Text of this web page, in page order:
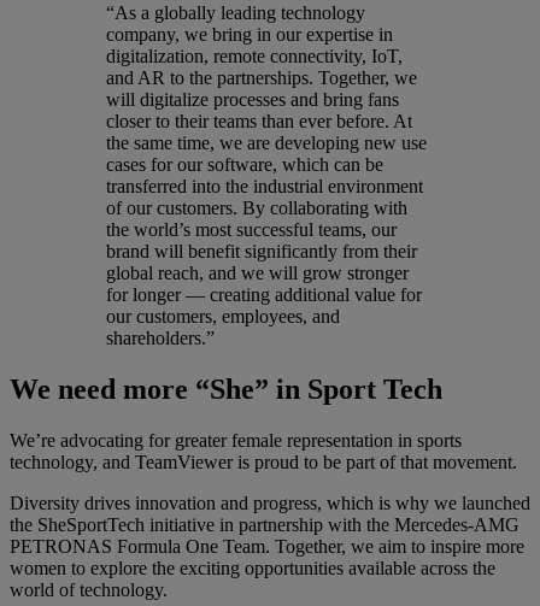
“As a globally leading technology
company, we bring in our expertise in
digitalization, remote connectivity, IoT,
and AR to the partnerships. Together, we
will digitalize processes and bring fans
closer to their teams than ever before. At
the same time, we are developing new use
cases for our software, which can be
transferred into the industrial environment
of our customers. By collaborating with
the world’s most successful teams, our
brand will benefit significantly from their
global reach, and we will grow stronger
for longer — creating additional value for
our customers, employees, and
shareholders.”
We need more “She” in Sport Tech
We’re advocating for greater female representation in sports
technology, and TeamViewer is proud to be part of that movement.
Diversity drives innovation and progress, which is why we launched
the SheSportTech initiative in partnership with the Mercedes-AMG
PETRONAS Formula One Team. Together, we aim to inspire more
women to explore the exciting opportunities available across the
world of technology.